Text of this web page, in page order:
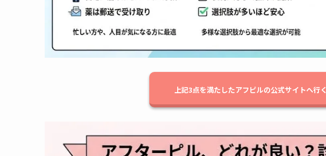
上記3点を満たしたアフピルの公式サイトへ行く